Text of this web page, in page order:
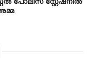
പോലീസ് സ്റ്റേഷനിൽ